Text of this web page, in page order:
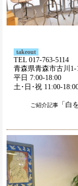
takeout
TEL 017-763-5114
青森県青森市古川1-
平日 7:00-18:00
土･日･祝 11:00-
ご紹介記事「白